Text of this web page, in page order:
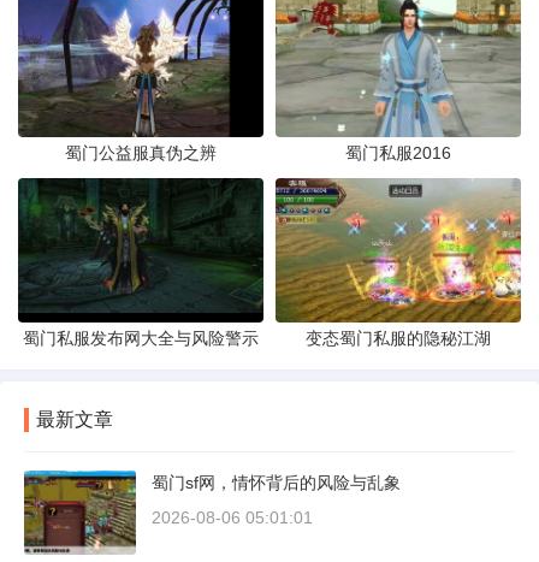
蜀门公益服真伪之辨 蜀门私服2016
蜀门私服发布网大全与风险警示 变态蜀门私服的隐秘江湖
最新文章
蜀门sf网，情怀背后的风险与乱象
2026-08-06 05:01:01